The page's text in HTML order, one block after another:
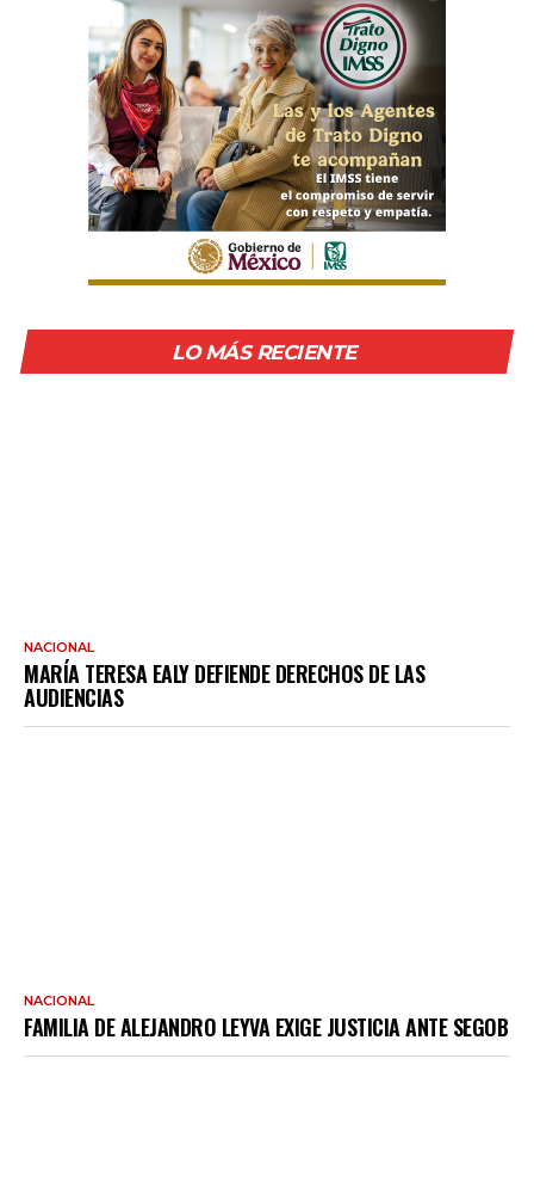
LO MÁS RECIENTE
NACIONAL
MARÍA TERESA EALY DEFIENDE DERECHOS DE LAS
AUDIENCIAS
NACIONAL
FAMILIA DE ALEJANDRO LEYVA EXIGE JUSTICIA ANTE SEGOB